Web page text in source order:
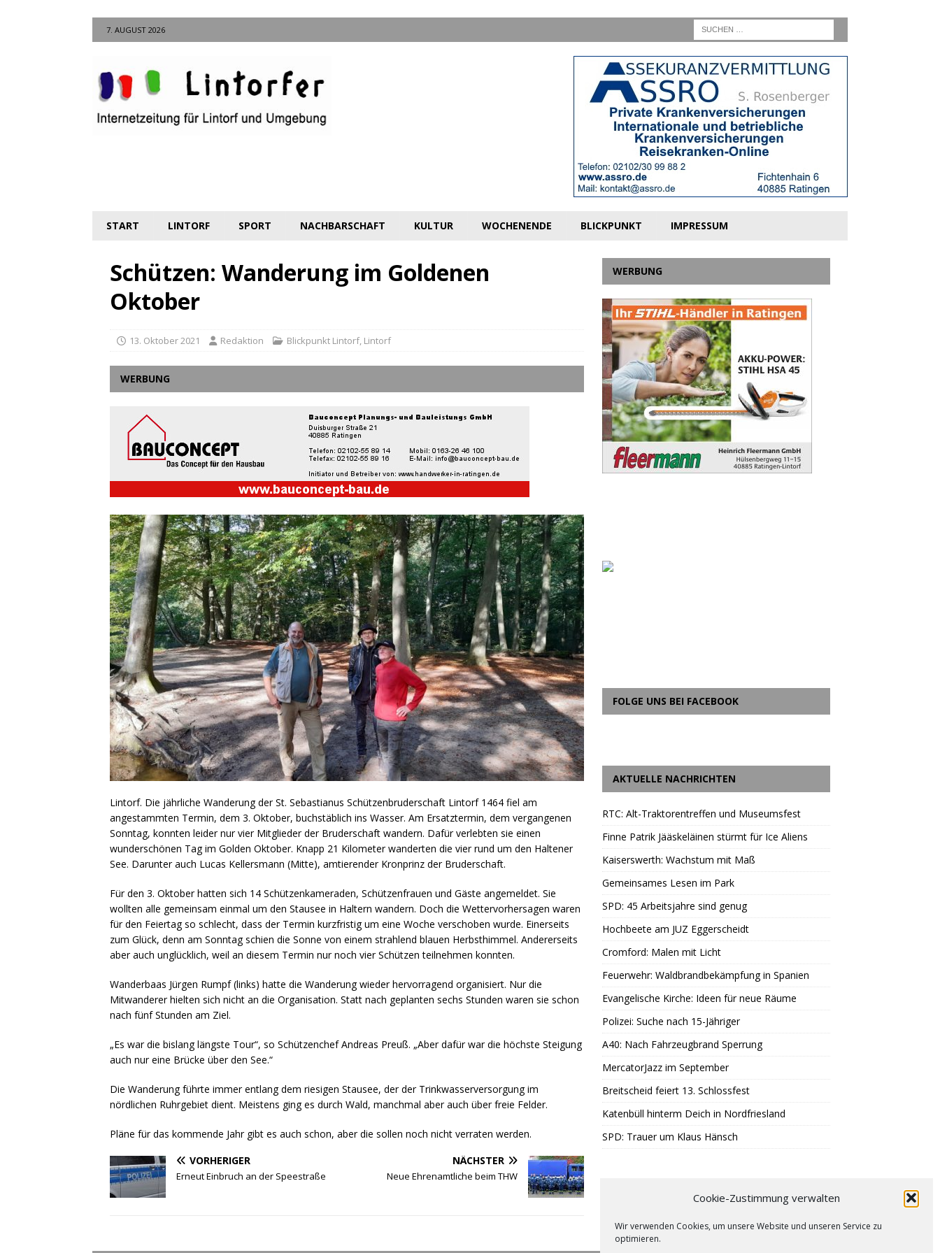
Cookie-Zustimmung verwalten
Wir verwenden Cookies, um unsere Website und unseren Service zu
optimieren.
7. AUGUST 2026
START LINTORF SPORT NACHBARSCHAFT KULTUR WOCHENENDE BLICKPUNKT IMPRESSUM
Schützen: Wanderung im Goldenen
Oktober
13. Oktober 2021 Redaktion Blickpunkt Lintorf, Lintorf
WERBUNG
Lintorf. Die jährliche Wanderung der St. Sebastianus Schützenbruderschaft Lintorf 1464 fiel am
angestammten Termin, dem 3. Oktober, buchstäblich ins Wasser. Am Ersatztermin, dem vergangenen
Sonntag, konnten leider nur vier Mitglieder der Bruderschaft wandern. Dafür verlebten sie einen
wunderschönen Tag im Golden Oktober. Knapp 21 Kilometer wanderten die vier rund um den Haltener
See. Darunter auch Lucas Kellersmann (Mitte), amtierender Kronprinz der Bruderschaft.
Für den 3. Oktober hatten sich 14 Schützenkameraden, Schützenfrauen und Gäste angemeldet. Sie
wollten alle gemeinsam einmal um den Stausee in Haltern wandern. Doch die Wettervorhersagen waren
für den Feiertag so schlecht, dass der Termin kurzfristig um eine Woche verschoben wurde. Einerseits
zum Glück, denn am Sonntag schien die Sonne von einem strahlend blauen Herbsthimmel. Andererseits
aber auch unglücklich, weil an diesem Termin nur noch vier Schützen teilnehmen konnten.
Wanderbaas Jürgen Rumpf (links) hatte die Wanderung wieder hervorragend organisiert. Nur die
Mitwanderer hielten sich nicht an die Organisation. Statt nach geplanten sechs Stunden waren sie schon
nach fünf Stunden am Ziel.
„Es war die bislang längste Tour“, so Schützenchef Andreas Preuß. „Aber dafür war die höchste Steigung
auch nur eine Brücke über den See.“
Die Wanderung führte immer entlang dem riesigen Stausee, der der Trinkwasserversorgung im
nördlichen Ruhrgebiet dient. Meistens ging es durch Wald, manchmal aber auch über freie Felder.
Pläne für das kommende Jahr gibt es auch schon, aber die sollen noch nicht verraten werden.
VORHERIGER
Erneut Einbruch an der Speestraße
NÄCHSTER
Neue Ehrenamtliche beim THW
WERBUNG
FOLGE UNS BEI FACEBOOK
AKTUELLE NACHRICHTEN
RTC: Alt-Traktorentreffen und Museumsfest
Finne Patrik Jääskeläinen stürmt für Ice Aliens
Kaiserswerth: Wachstum mit Maß
Gemeinsames Lesen im Park
SPD: 45 Arbeitsjahre sind genug
Hochbeete am JUZ Eggerscheidt
Cromford: Malen mit Licht
Feuerwehr: Waldbrandbekämpfung in Spanien
Evangelische Kirche: Ideen für neue Räume
Polizei: Suche nach 15-Jähriger
A40: Nach Fahrzeugbrand Sperrung
MercatorJazz im September
Breitscheid feiert 13. Schlossfest
Katenbüll hinterm Deich in Nordfriesland
SPD: Trauer um Klaus Hänsch